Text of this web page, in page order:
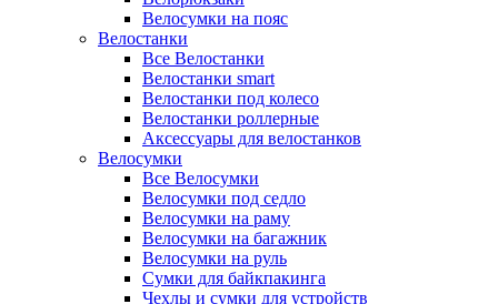
Велосумки на пояс
Велостанки
Все Велостанки
Велостанки smart
Велостанки под колесо
Велостанки роллерные
Аксессуары для велостанков
Велосумки
Все Велосумки
Велосумки под седло
Велосумки на раму
Велосумки на багажник
Велосумки на руль
Сумки для байкпакинга
Чехлы и сумки для устройств